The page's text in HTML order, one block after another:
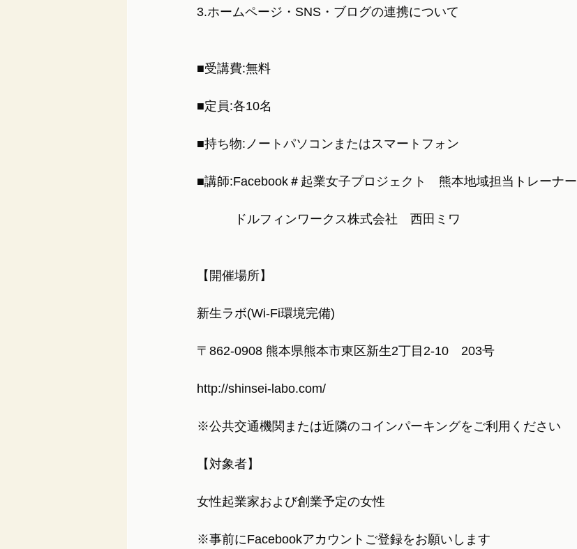
3.ホームページ・SNS・ブログの連携について
■受講費:無料
■定員:各10名
■持ち物:ノートパソコンまたはスマートフォン
■講師:Facebook＃起業女子プロジェクト　熊本地域担当トレーナー
ドルフィンワークス株式会社　西田ミワ
【開催場所】
新生ラボ(Wi-Fi環境完備)
〒862-0908 熊本県熊本市東区新生2丁目2-10　203号
http://shinsei-labo.com/
※公共交通機関または近隣のコインパーキングをご利用ください
【対象者】
女性起業家および創業予定の女性
※事前にFacebookアカウントご登録をお願いします